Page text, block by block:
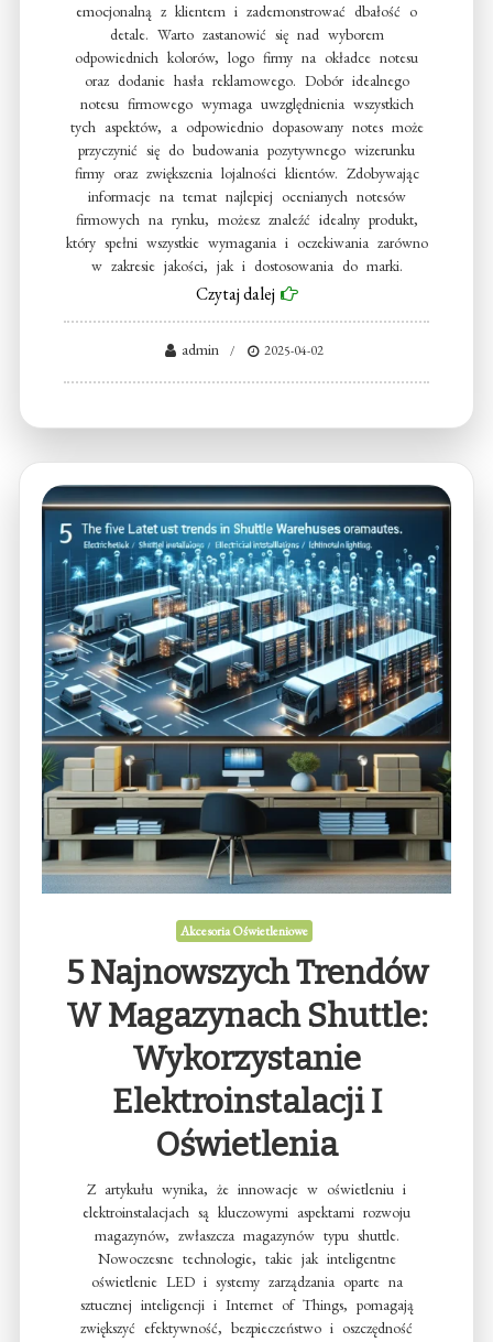
emocjonalną z klientem i zademonstrować dbałość o
detale. Warto zastanowić się nad wyborem
odpowiednich kolorów, logo firmy na okładce notesu
oraz dodanie hasła reklamowego. Dobór idealnego
notesu firmowego wymaga uwzględnienia wszystkich
tych aspektów, a odpowiednio dopasowany notes może
przyczynić się do budowania pozytywnego wizerunku
firmy oraz zwiększenia lojalności klientów. Zdobywając
informacje na temat najlepiej ocenianych notesów
firmowych na rynku, możesz znaleźć idealny produkt,
który spełni wszystkie wymagania i oczekiwania zarówno
w zakresie jakości, jak i dostosowania do marki.
Czytaj dalej
admin 2025-04-02
Akcesoria Oświetleniowe
5 Najnowszych Trendów
W Magazynach Shuttle:
Wykorzystanie
Elektroinstalacji I
Oświetlenia
Z artykułu wynika, że innowacje w oświetleniu i
elektroinstalacjach są kluczowymi aspektami rozwoju
magazynów, zwłaszcza magazynów typu shuttle.
Nowoczesne technologie, takie jak inteligentne
oświetlenie LED i systemy zarządzania oparte na
sztucznej inteligencji i Internet of Things, pomagają
zwiększyć efektywność, bezpieczeństwo i oszczędność